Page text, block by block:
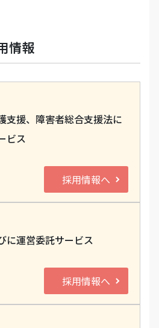
情報
支援、障害者総合支援法に
ビス
採用情報へ
に運営委託サービス
採用情報へ